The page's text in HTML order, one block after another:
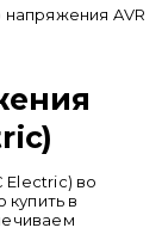
AVR
Electric) во
в